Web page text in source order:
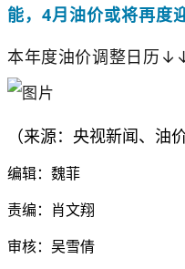
能，4月油价或将再度
本年度油价调整日历
（来源：央视新闻、油
编辑：魏菲
责编：肖文翔
审核：吴雪倩